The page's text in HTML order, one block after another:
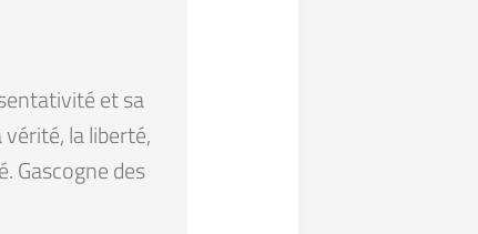
et sa
la liberté,
Gascogne des